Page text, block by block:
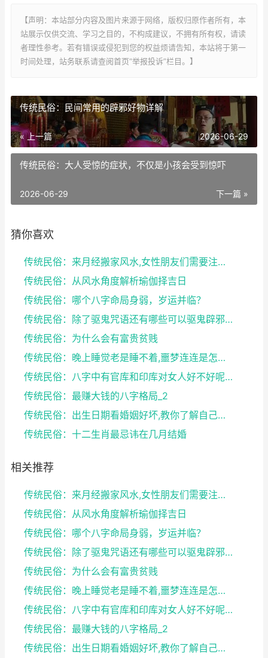
【声明：本站部分内容及图片来源于网络，版权归原作者所有，本
站展示仅供交流、学习之目的，不构成建议，不拥有所有权，请读
者理性参考。若有错误或侵犯到您的权益烦请告知，本站将于第一
时间处理，站务联系请查阅首页“举报投诉”栏目。】
传统民俗：民间常用的辟邪好物详解
« 上一篇 2026-06-29
传统民俗：大人受惊的症状，不仅是小孩会受到惊吓
下一篇 »
2026-06-29
猜你喜欢
传统民俗：来月经搬家风水,女性朋友们需要注意了
传统民俗：从风水角度解析瑜伽择吉日
传统民俗：哪个八字命局身弱，岁运并临？
传统民俗：除了驱鬼咒语还有哪些可以驱鬼辟邪的方法？...
传统民俗：为什么会有富贵贫贱
传统民俗：晚上睡觉老是睡不着,噩梦连连是怎么回事
传统民俗：八字中有官库和印库对女人好不好呢？赶快收...
传统民俗：最赚大钱的八字格局_2
传统民俗：出生日期看婚姻好坏,教你了解自己未来的婚...
传统民俗：十二生肖最忌讳在几月结婚
相关推荐
传统民俗：来月经搬家风水,女性朋友们需要注意了
传统民俗：从风水角度解析瑜伽择吉日
传统民俗：哪个八字命局身弱，岁运并临？
传统民俗：除了驱鬼咒语还有哪些可以驱鬼辟邪的方法？...
传统民俗：为什么会有富贵贫贱
传统民俗：晚上睡觉老是睡不着,噩梦连连是怎么回事
传统民俗：八字中有官库和印库对女人好不好呢？赶快收...
传统民俗：最赚大钱的八字格局_2
传统民俗：出生日期看婚姻好坏,教你了解自己未来的婚...